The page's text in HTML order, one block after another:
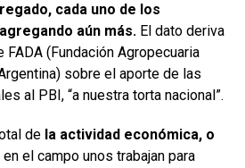
cada uno de los
aún más. El dato deriva
FADA (Fundación Agropecuaria
sobre el aporte de las
al PBI, “a nuestra torta nacional”.
de la actividad económica, o
en el campo unos trabajan para